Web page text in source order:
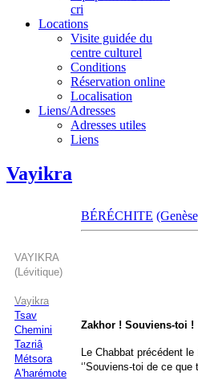
cri
Locations
Visite guidée du
centre culturel
Conditions
Réservation online
Localisation
Liens/Adresses
Adresses utiles
Liens
Vayikra
BÉRÉCHITE
VAYIKRA
(Lévitique)
Vayikra
Tsav
Chemini
Tazriâ
Métsora
A'harémote
Zakhor ! Souviens-toi !
Le Chabbat précédent
‘’Souviens-toi de ce que